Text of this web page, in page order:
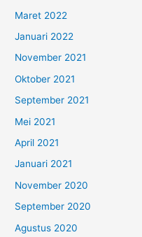
Maret 2022
Januari 2022
November 2021
Oktober 2021
September 2021
Mei 2021
April 2021
Januari 2021
November 2020
September 2020
Agustus 2020